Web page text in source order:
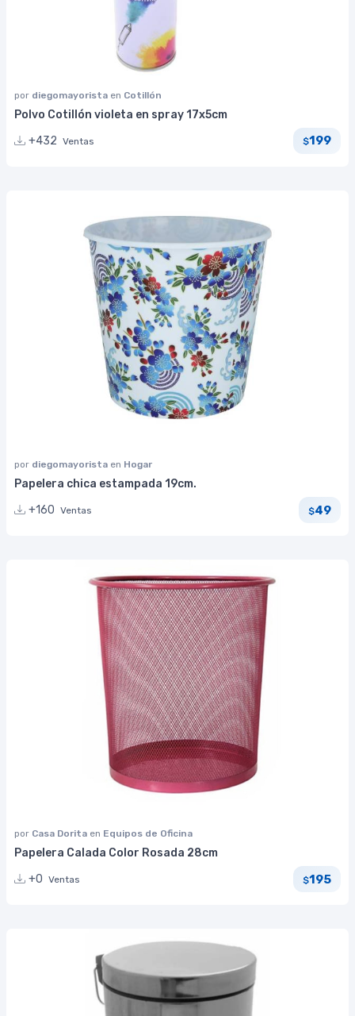
por diegomayorista en Cotillón
Polvo Cotillón violeta en spray 17x5cm
+432 Ventas $199
por diegomayorista en Hogar
Papelera chica estampada 19cm.
+160 Ventas $49
por Casa Dorita en Equipos de Oficina
Papelera Calada Color Rosada 28cm
+0 Ventas $195